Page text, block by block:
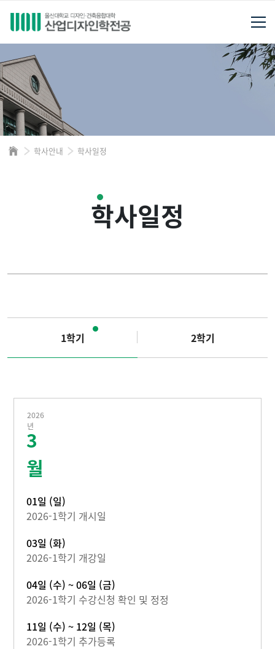
학사안내 학사일정
학사일정
1학기 2학기
2026
년
3
월
01일 (일)
2026-1학기 개시일
03일 (화)
2026-1학기 개강일
04일 (수) ~ 06일 (금)
2026-1학기 수강신청 확인 및 정정
11일 (수) ~ 12일 (목)
2026-1학기 추가등록